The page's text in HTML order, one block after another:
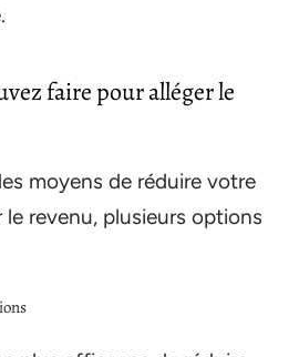
faire pour alléger le
moyens de réduire votre
revenu, plusieurs options